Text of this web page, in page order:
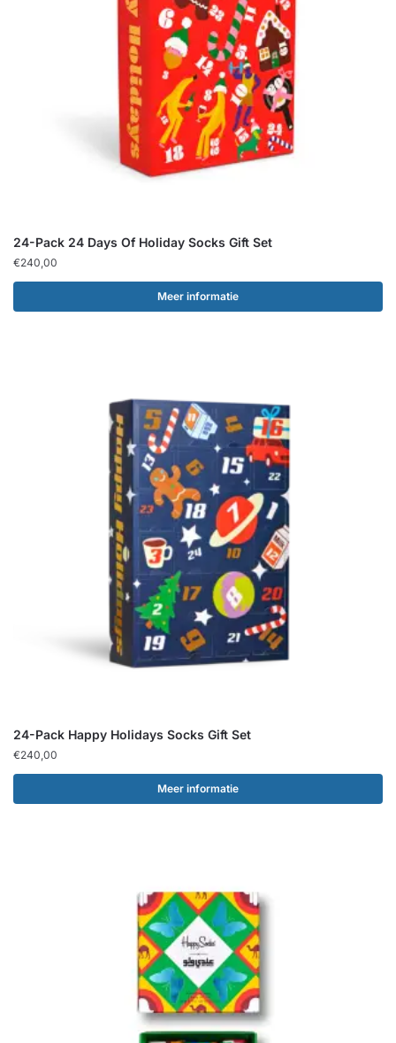
24-Pack 24 Days Of Holiday Socks Gift Set
€240,00
Meer informatie
24-Pack Happy Holidays Socks Gift Set
€240,00
Meer informatie